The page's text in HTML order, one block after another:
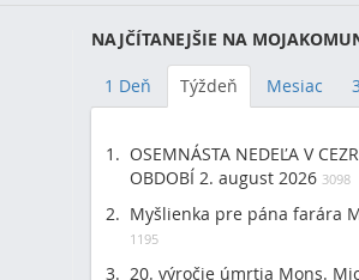
NAJČÍTANEJŠIE NA
1 Deň Týždeň Mesiac
OSEMNÁSTA NEDEĽA V
OBDOBÍ 2. august 2026 3098
Myšlienka pre pána farára
1195
20. výročie úmrtia Mons.